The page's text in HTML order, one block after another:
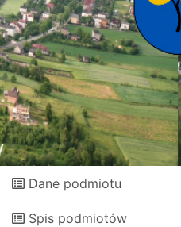
Dane podmiotu
Spis podmiotów